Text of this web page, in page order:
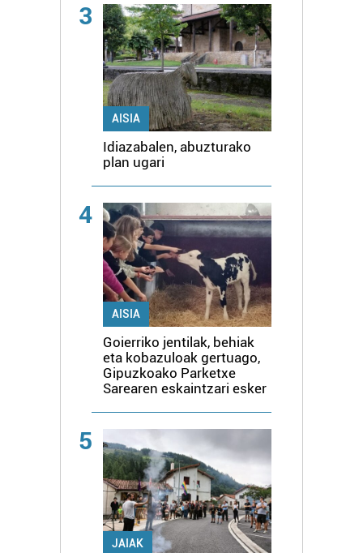
3
AISIA
Idiazabalen, abuzturako
plan ugari
4
AISIA
Goierriko jentilak, behiak
eta kobazuloak gertuago,
Gipuzkoako Parketxe
Sarearen eskaintzari esker
5
JAIAK